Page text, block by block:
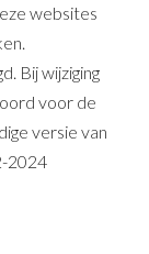
websites
Bij wijziging
voor de
versie van
2024